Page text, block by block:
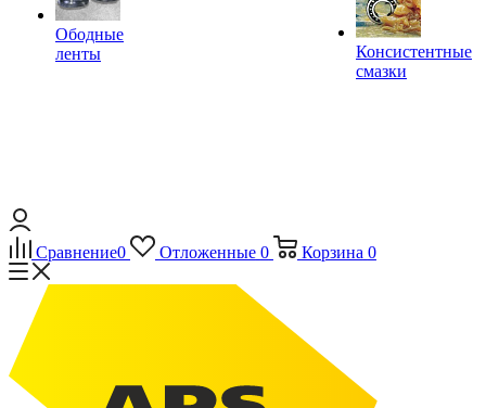
Ободные
ленты
Консистентные
смазки
Сравнение0 Отложенные 0 Корзина 0